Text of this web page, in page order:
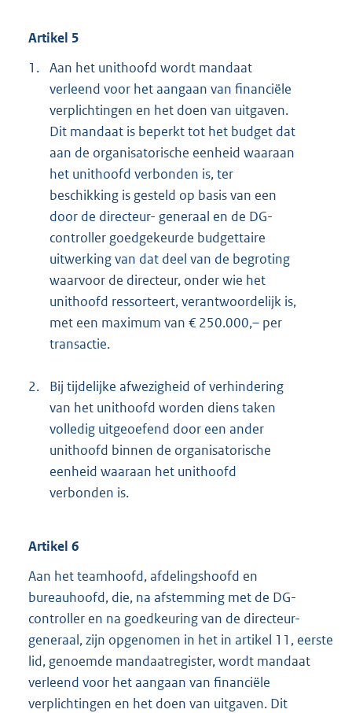
Artikel 5
1. Aan het unithoofd wordt mandaat
verleend voor het aangaan van financiële
verplichtingen en het doen van uitgaven.
Dit mandaat is beperkt tot het budget dat
aan de organisatorische eenheid waaraan
het unithoofd verbonden is, ter
beschikking is gesteld op basis van een
door de directeur- generaal en de DG-
controller goedgekeurde budgettaire
uitwerking van dat deel van de begroting
waarvoor de directeur, onder wie het
unithoofd ressorteert, verantwoordelijk is,
met een maximum van € 250.000,– per
transactie.
2.
Bij tijdelijke afwezigheid of verhindering
van het unithoofd worden diens taken
volledig uitgeoefend door een ander
unithoofd binnen de organisatorische
eenheid waaraan het unithoofd
verbonden is.
Artikel 6
Aan het teamhoofd, afdelingshoofd en
bureauhoofd, die, na afstemming met de DG-
controller en na goedkeuring van de directeur-
generaal, zijn opgenomen in het in artikel 11, eerste
lid, genoemde mandaatregister, wordt mandaat
verleend voor het aangaan van financiële
verplichtingen en het doen van uitgaven. Dit